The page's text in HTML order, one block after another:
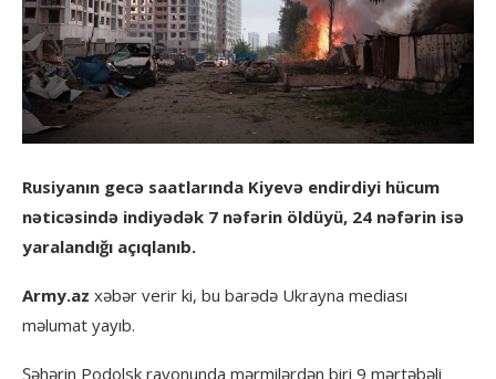
Rusiyanın gecə saatlarında Kiyevə endirdiyi hücum
nəticəsində indiyədək 7 nəfərin öldüyü, 24 nəfərin isə
yaralandığı açıqlanıb.
Army.az xəbər verir ki, bu barədə Ukrayna mediası
məlumat yayıb.
Şəhərin Podolsk rayonunda mərmilərdən biri 9 mərtəbəli